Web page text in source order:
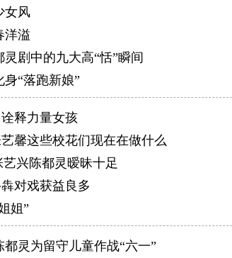
女风
洋溢
剧中的九大高“恬”瞬间
身“落跑新娘”
释力量女孩
馨这些校花们现在在做什么
艺兴陈都灵暧昧十足
对戏获益良多
姐”
都灵为留守儿童作战“六一”